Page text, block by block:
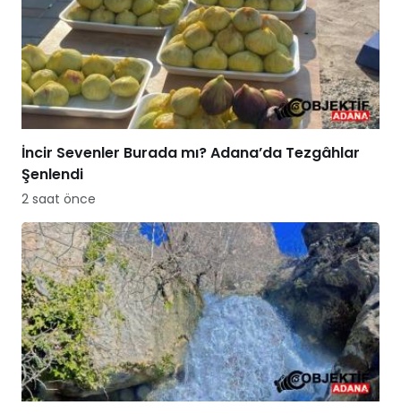
İncir Sevenler Burada mı? Adana’da Tezgâhlar
Şenlendi
2 saat önce